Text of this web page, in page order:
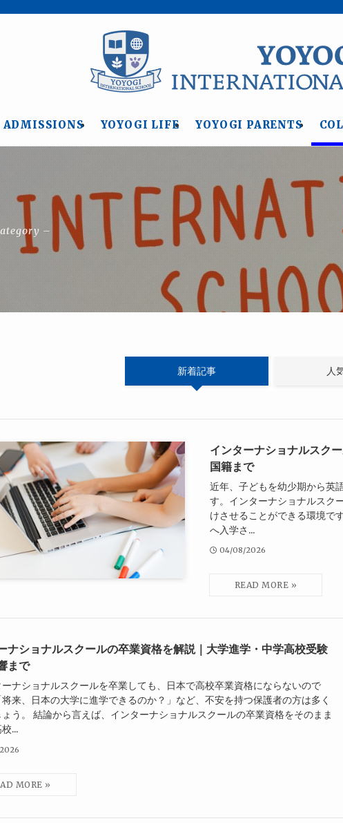
ADMISSIONS YOYOGI LIFE YOYOGI PARENTS
–
新着記事 人
インターナショナルスク
国籍まで
近年、子どもを幼少期から英
す。インターナショナルスク
けさせることができる環境で
へ入学さ...
04/08/2026
ナショナルスクールの卒業資格を解説｜大学進学・中学高校受験
まで
ーナショナルスクールを卒業しても、日本で高校卒業資格にならないので
来、日本の大学に進学できるのか？」など、不安を持つ保護者の方は多く
う。 結論から言えば、インターナショナルスクールの卒業資格をそのまま
...